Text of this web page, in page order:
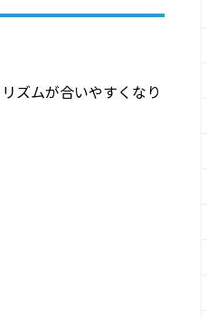
ズムが合いやすくなり